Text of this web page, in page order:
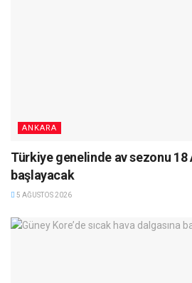
ANKARA
Türkiye genelinde av sezonu 18
başlayacak
5 AĞUSTOS 2026